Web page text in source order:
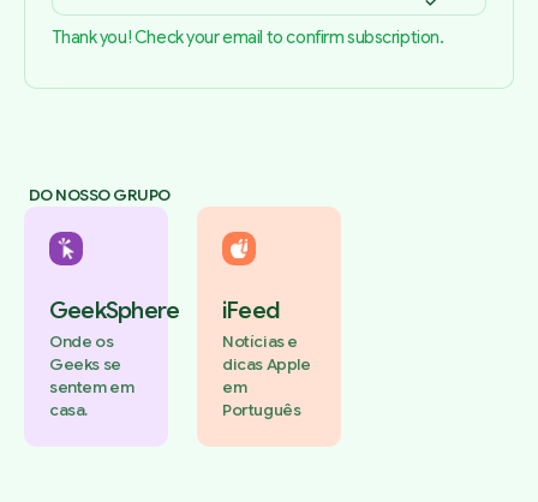
Thank you! Check your email to confirm subscription.
DO NOSSO GRUPO
GeekSphere
Onde os
Geeks se
sentem em
casa.
iFeed
Notícias e
dicas Apple
em
Português